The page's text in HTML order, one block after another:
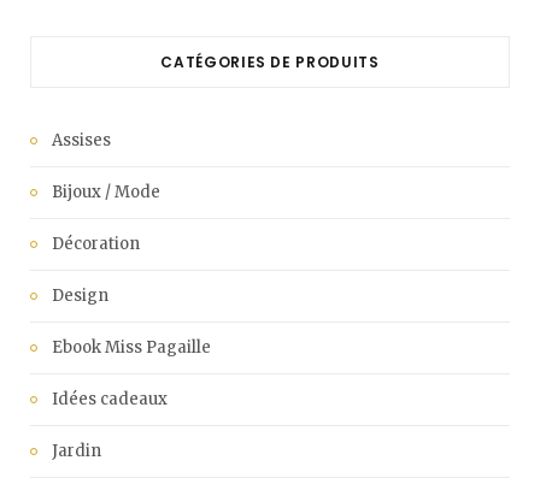
CATÉGORIES DE PRODUITS
Assises
Bijoux / Mode
Décoration
Design
Ebook Miss Pagaille
Idées cadeaux
Jardin